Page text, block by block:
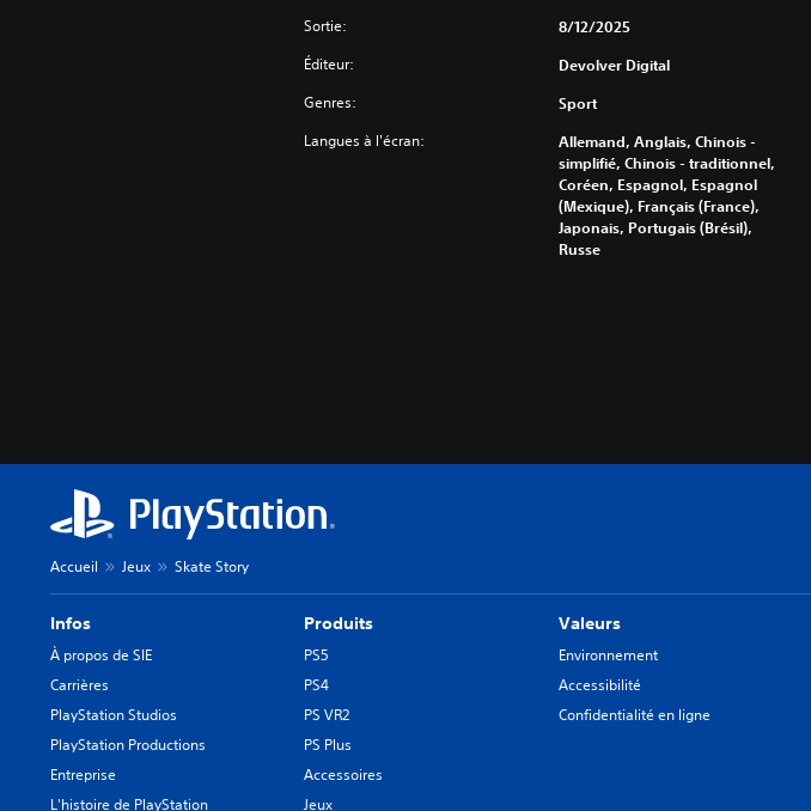
Sortie: 8/12/2025
Éditeur: Devolver Digital
Genres: Sport
Langues à l'écran:
Allemand, Anglais, Chinois -
simplifié, Chinois - traditionnel,
Coréen, Espagnol, Espagnol
(Mexique), Français (France),
Japonais, Portugais (Brésil),
Russe
Accueil Jeux Skate Story
Infos
À propos de SIE
Carrières
PlayStation Studios
PlayStation Productions
Entreprise
L'histoire de PlayStation
Produits
PS5
PS4
PS VR2
PS Plus
Accessoires
Jeux
Valeurs
Environnement
Accessibilité
Confidentialité en ligne